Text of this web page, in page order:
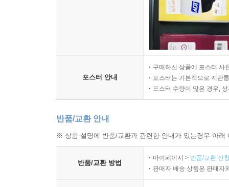
포스터 안내
구매하신 상품에 포스터 사
포스터는 기본적으로 지관
포스터 수량이 많은 경우,
반품/교환 안내
※ 상품 설명에 반품/교환과 관련한 안내가 있는경우 아
반품/교환 방법
마이페이지 > 반품/교환 신
판매자 배송 상품은 판매자